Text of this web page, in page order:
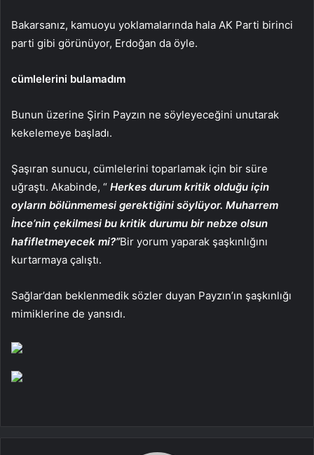
Bakarsanız, kamuoyu yoklamalarında hala AK Parti birinci
parti gibi görünüyor, Erdoğan da öyle.
cümlelerini bulamadım
Bunun üzerine Şirin Payzın ne söyleyeceğini unutarak
kekelemeye başladı.
Şaşıran sunucu, cümlelerini toparlamak için bir süre
uğraştı. Akabinde, “ Herkes durum kritik olduğu için
oyların bölünmemesi gerektiğini söylüyor. Muharrem
İnce’nin çekilmesi bu kritik durumu bir nebze olsun
hafifletmeyecek mi?”Bir yorum yaparak şaşkınlığını
kurtarmaya çalıştı.
Sağlar’dan beklenmedik sözler duyan Payzın’ın şaşkınlığı
mimiklerine de yansıdı.